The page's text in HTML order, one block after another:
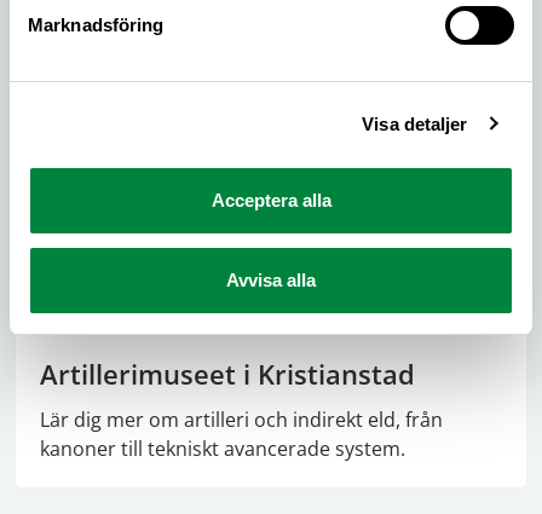
Marknadsföring
Visa detaljer
Acceptera alla
Avvisa alla
Vill du veta mer om militärhistoria i Västergötland
i sommar? Här får medlemmar rabatt på entrén.
Artillerimuseet i Kristianstad
Lär dig mer om artilleri och indirekt eld, från
kanoner till tekniskt avancerade system.